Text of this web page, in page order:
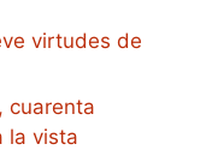
virtudes de
cuarenta
la vista